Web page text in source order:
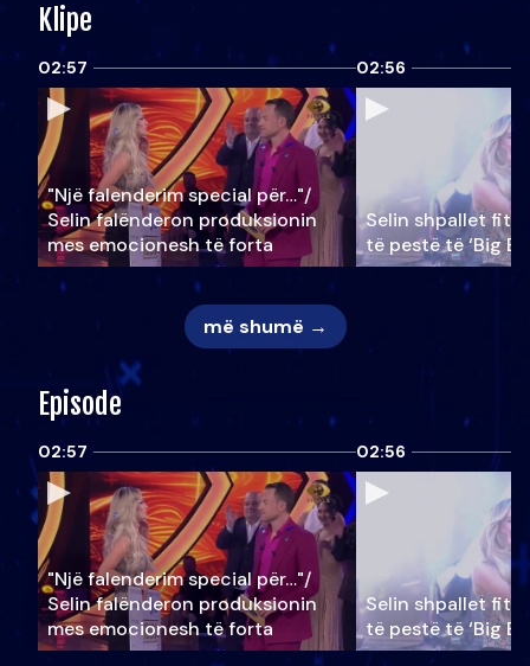
Klipe
02:57
"Një falenderim special për…"/
Selin falënderon produksionin
mes emocionesh të forta
02:56
Selin shpallet
të pestë të ‘Big
më shumë →
Episode
02:57
"Një falenderim special për…"/
Selin falënderon produksionin
mes emocionesh të forta
02:56
Selin shpallet
të pestë të ‘Big